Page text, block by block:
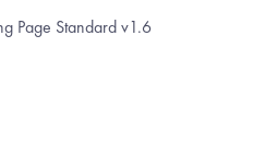
Page Standard v1.6